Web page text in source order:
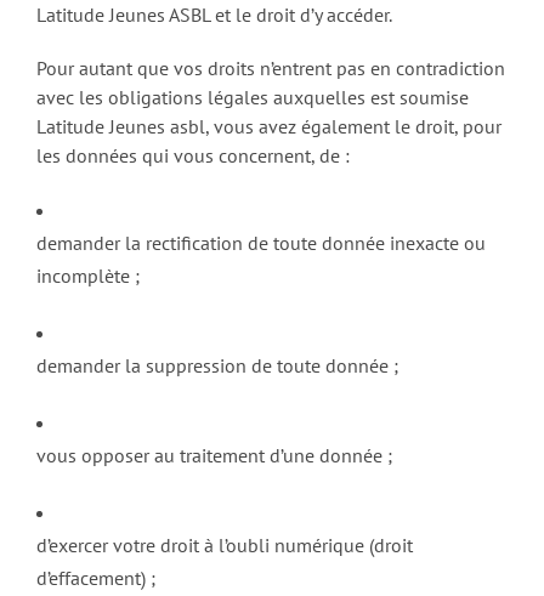
Latitude Jeunes ASBL et le droit d’y accéder.
Pour autant que vos droits n’entrent pas en contradiction
avec les obligations légales auxquelles est soumise
Latitude Jeunes asbl, vous avez également le droit, pour
les données qui vous concernent, de :
demander la rectification de toute donnée inexacte ou
incomplète ;
demander la suppression de toute donnée ;
vous opposer au traitement d’une donnée ;
d’exercer votre droit à l’oubli numérique (droit
d’effacement) ;